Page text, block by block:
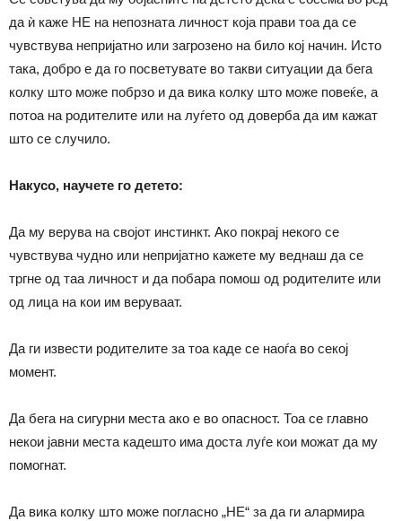
да ѝ каже НЕ на непозната личност која прави тоа да се
чувствува непријатно или загрозено на било кој начин. Исто
така, добро е да го посветувате во такви ситуации да бега
колку што може побрзо и да вика колку што може повеќе, а
потоа на родителите или на луѓето од доверба да им кажат
што се случило.
Накусо, научете го детето:
Да му верува на својот инстинкт. Ако покрај некого се
чувствува чудно или непријатно кажете му веднаш да се
тргне од таа личност и да побара помош од родителите или
од лица на кои им веруваат.
Да ги извести родителите за тоа каде се наоѓа во секој
момент.
Да бега на сигурни места ако е во опасност. Тоа се главно
некои јавни места кадешто има доста луѓе кои можат да му
помогнат.
Да вика колку што може погласно „НЕ“ за да ги алармира